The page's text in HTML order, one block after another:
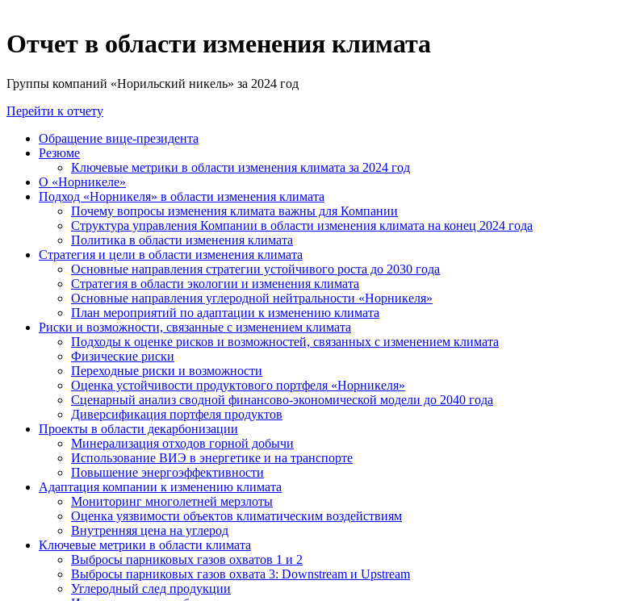
Отчет в области изменения климата
Группы компаний «Норильский никель» за 2024 год
Перейти к отчету
Обращение вице-президента
Резюме
Ключевые метрики в области изменения климата за 2024 год
О «Норникеле»
Подход «Норникеля» в области изменения климата
Почему вопросы изменения климата важны для Компании
Структура управления Компании в области изменения климата на конец 2024 года
Политика в области изменения климата
Стратегия и цели в области изменения климата
Основные направления стратегии устойчивого роста до 2030 года
Стратегия в области экологии и изменения климата
Основные направления углеродной нейтральности «Норникеля»
План мероприятий по адаптации к изменению климата
Риски и возможности, связанные с изменением климата
Подходы к оценке рисков и возможностей, связанных с изменением климата
Физические риски
Переходные риски и возможности
Оценка устойчивости продуктового портфеля «Норникеля»
Сценарный анализ сводной финансово-экономической модели до 2040 года
Диверсификация портфеля продуктов
Проекты в области декарбонизации
Минерализация отходов горной добычи
Использование ВИЭ в энергетике и на транспорте
Повышение энергоэффективности
Адаптация компании к изменению климата
Мониторинг многолетней мерзлоты
Оценка уязвимости объектов климатическим воздействиям
Внутренняя цена на углерод
Ключевые метрики в области климата
Выбросы парниковых газов охватов 1 и 2
Выбросы парниковых газов охвата 3: Downstream и Upstream
Углеродный след продукции